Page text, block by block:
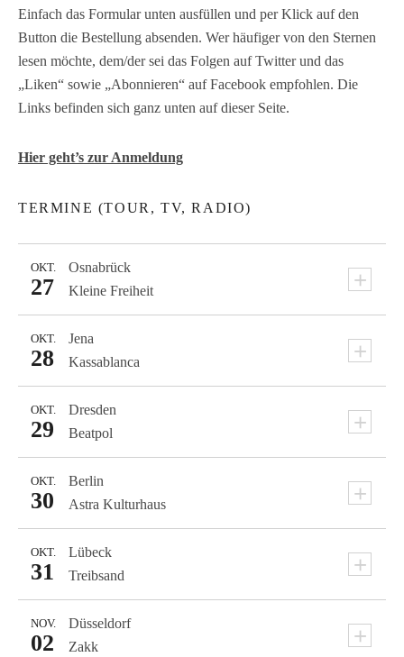
Einfach das Formular unten ausfüllen und per Klick auf den
Button die Bestellung absenden. Wer häufiger von den Sternen
lesen möchte, dem/der sei das Folgen auf Twitter und das
„Liken“ sowie „Abonnieren“ auf Facebook empfohlen. Die
Links befinden sich ganz unten auf dieser Seite.
Hier geht’s zur Anmeldung
TERMINE (TOUR, TV, RADIO)
Osnabrück +
OKT.
27 Kleine Freiheit
Jena +
OKT.
28 Kassablanca
Dresden +
OKT.
29 Beatpol
Berlin +
OKT.
30 Astra Kulturhaus
Lübeck +
OKT.
31 Treibsand
Düsseldorf +
NOV.
02 Zakk